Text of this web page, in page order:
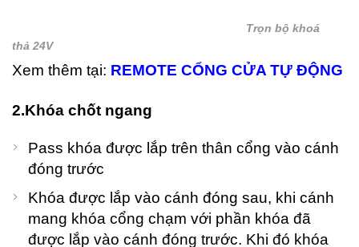
Trọn bộ khoá
thả 24V
Xem thêm tại: REMOTE CỔNG CỬA TỰ ĐỘNG
2.Khóa chốt ngang
Pass khóa được lắp trên thân cổng vào cánh
đóng trước
Khóa được lắp vào cánh đóng sau, khi cánh
mang khóa cổng chạm với phần khóa đã
được lắp vào cánh đóng trước. Khi đó khóa